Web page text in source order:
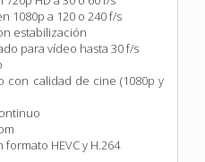
1080p a 120 o 240 f/s
estabili­zación
para vídeo hasta 30 f/s
con calidad de cine (1080p y
HEVC y H.264